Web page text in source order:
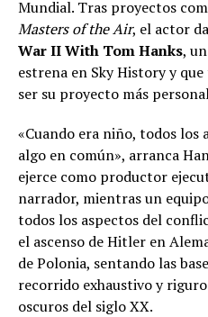
Mundial. Tras proyectos
Masters of the Air, el actor
War II With Tom Hanks,
estrena en Sky History y
ser su proyecto más
«Cuando era niño, todos
algo en común», arranca
ejerce como productor
narrador, mientras un
todos los aspectos del
el ascenso de Hitler en
de Polonia, sentando las
recorrido exhaustivo y
oscuros del siglo XX.